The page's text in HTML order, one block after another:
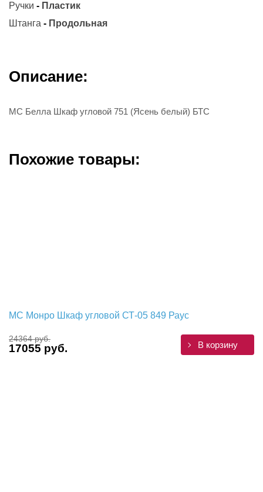
Ручки - Пластик
Штанга - Продольная
Описание:
МС Белла Шкаф угловой 751 (Ясень белый) БТС
Похожие товары:
МС Монро Шкаф угловой СТ-05 849 Раус
24364 руб.
17055 руб. В корзину